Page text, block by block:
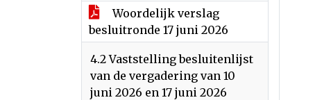
Woordelijk verslag
besluitronde 17 juni 2026
4.2 Vaststelling besluitenlijst
van de vergadering van 10
juni 2026 en 17 juni 2026